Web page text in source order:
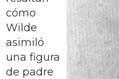
cómo
Wilde
asimiló
una figura
de padre